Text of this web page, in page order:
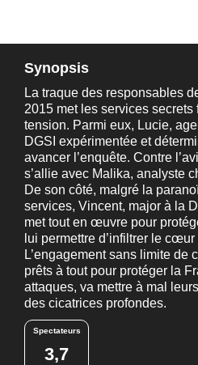
Synopsis
La traque des responsables
2015 met les services
tension. Parmi eux, Lucie,
DGSI expérimentée et
avancer l’enquête. Contre
s’allie avec Malika, analyste
De son côté, malgré la
services, Vincent, major à la
met tout en œuvre pour
lui permettre d’infiltrer le
L’engagement sans limite de
prêts à tout pour protéger la
attaques, va mettre à mal
des cicatrices profondes.
Spectateurs
3,7